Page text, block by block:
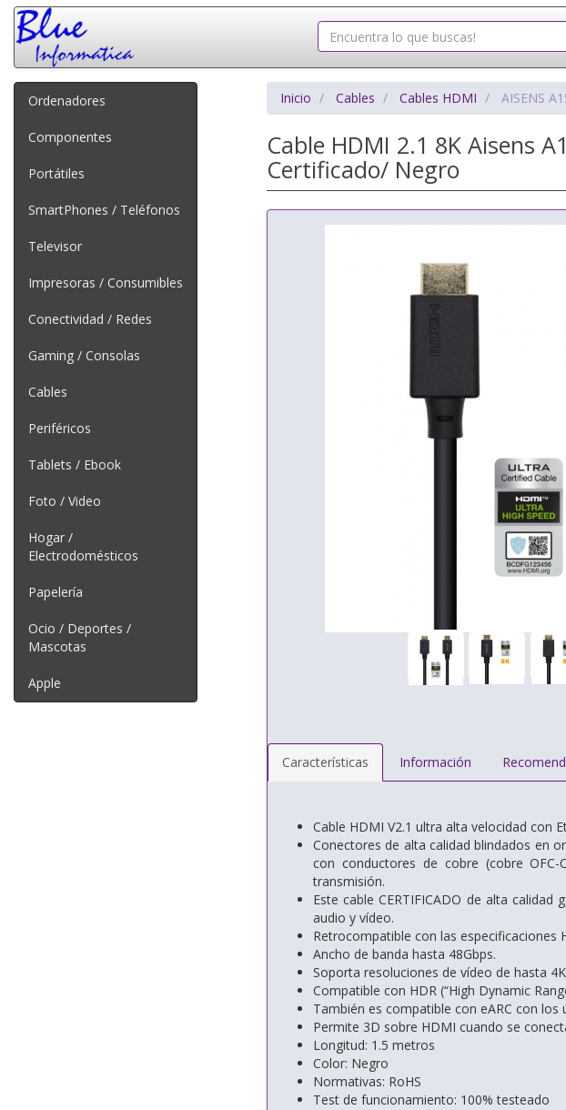
Ordenadores
Componentes
Portátiles
SmartPhones / Teléfonos
Televisor
Impresoras / Consumibles
Conectividad / Redes
Gaming / Consolas
Cables
Periféricos
Tablets / Ebook
Foto / Video
Hogar /
Electrodomésticos
Papelería
Ocio / Deportes /
Mascotas
Apple
Inicio Cables Cables HDMI AISENS
Cable HDMI 2.1 8K Aisens
Certificado/ Negro
Características Información
Cable HDMI V2.1 ultra alta velocidad con
Conectores de alta calidad blindados en
con conductores de cobre (cobre
transmisión.
Este cable CERTIFICADO de alta
audio y vídeo.
Retrocompatible con las
Ancho de banda hasta 48Gbps.
Soporta resoluciones de vídeo de hasta
Compatible con HDR (“High Dynamic
También es compatible con eARC con
Permite 3D sobre HDMI cuando se
Longitud: 1.5 metros
Color: Negro
Normativas: RoHS
Test de funcionamiento: 100% testeado